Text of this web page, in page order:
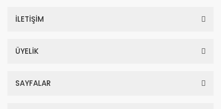
İLETİŞİM
ÜYELİK
SAYFALAR